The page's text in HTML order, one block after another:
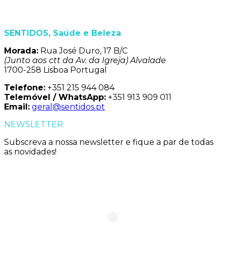
SENTIDOS, Saúde e Beleza
Morada: Rua José Duro, 17 B/C
(Junto aos ctt da Av. da Igreja) Alvalade
1700-258 Lisboa Portugal
Telefone: +351 215 944 084
Telemóvel / WhatsApp: +351 913 909 011
Email: geral@sentidos.pt
NEWSLETTER
Subscreva a nossa newsletter e fique a par de todas
as novidades!